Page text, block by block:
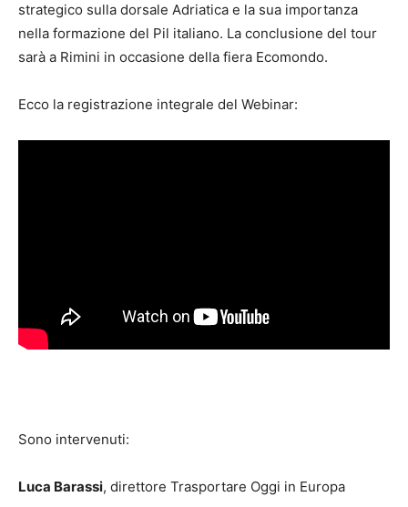
strategico sulla dorsale Adriatica e la sua importanza
nella formazione del Pil italiano. La conclusione del tour
sarà a Rimini in occasione della fiera Ecomondo.
Ecco la registrazione integrale del Webinar:
Sono intervenuti:
Luca Barassi, direttore Trasportare Oggi in Europa